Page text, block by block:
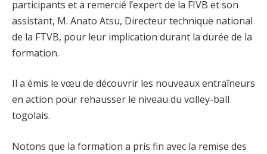
participants et a remercié l’expert de la FIVB et son
assistant, M. Anato Atsu, Directeur technique national
de la FTVB, pour leur implication durant la durée de la
formation.
Il a émis le vœu de découvrir les nouveaux entraîneurs
en action pour rehausser le niveau du volley-ball
togolais.
Notons que la formation a pris fin avec la remise des